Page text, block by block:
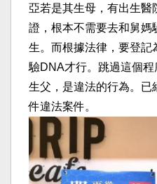
亞若是其生母，有出生醫
證，根本不需要去和舅
生。而根據法律，要登記
驗DNA才行。跳過這個
生父，是違法的行為。已
件違法案件。